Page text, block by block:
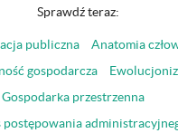
Sprawdź teraz:
publiczna
Anatomia
gospodarcza
Gospodarka przestrzenna
postępowania